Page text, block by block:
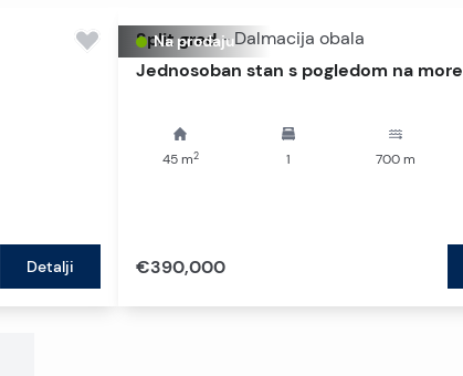
Detalji
Na prodaju
Split grad - Dalmacija obala
Jednosoban stan s pogledom na more
45m2 1 700m
€390,000